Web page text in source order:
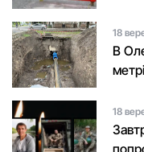
18
В
18